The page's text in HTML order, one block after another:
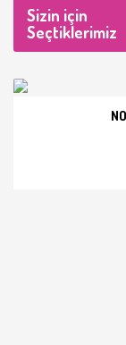
Sizin için
Seçtiklerimiz